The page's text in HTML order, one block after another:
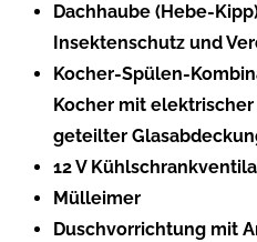
Dachhaube (Hebe-
Insektenschutz und
Kocher-Spülen-
Kocher mit
geteilter
12 V
Mülleimer
Duschvorrichtung mit